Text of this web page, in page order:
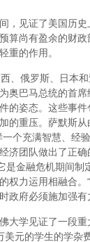
见证了美国历史
算尚有盈余的财
重的作用。
俄罗斯、日本和
奥巴马总统的首
的姿态。这些事
的重压。萨默斯
个充满智慧、经
济团队做出了正
是金融危机期间
权力运用相融合
政府必须施加强有
学见证了一段重
元的学生的学杂